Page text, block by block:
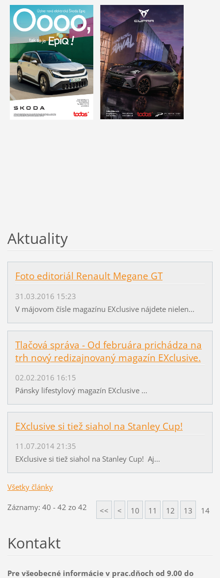
Aktuality
Foto editoriál Renault Megane GT
31.03.2016 15:23
V májovom čísle magazínu EXclusive nájdete nielen...
Tlačová správa - Od februára prichádza na
trh nový redizajnovaný magazín EXclusive.
02.02.2016 16:15
Pánsky lifestylový magazín EXclusive ...
EXclusive si tiež siahol na Stanley Cup!
11.07.2014 21:35
EXclusive si tiež siahol na Stanley Cup! Aj...
Všetky články
Záznamy: 40 - 42 zo 42 << < 10 11 12 13 14
Kontakt
Pre všeobecné informácie v prac.dňoch od 9.00 do